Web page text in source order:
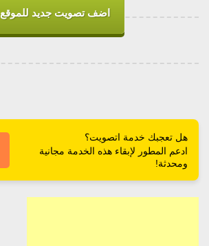
اضف تصويت جديد للموقع
هل تعجبك خدمة اتصويت؟
ادعم المطور لإبقاء هذه الخدمة مجانية
ومحدثة!